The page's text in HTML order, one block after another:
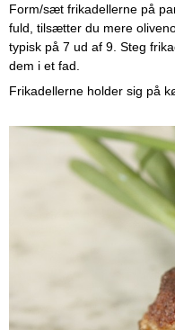
Form/sæt frikadellerne på
fuld, tilsætter du mere
typisk på 7 ud af 9. Steg
dem i et fad.
Frikadellerne holder sig på